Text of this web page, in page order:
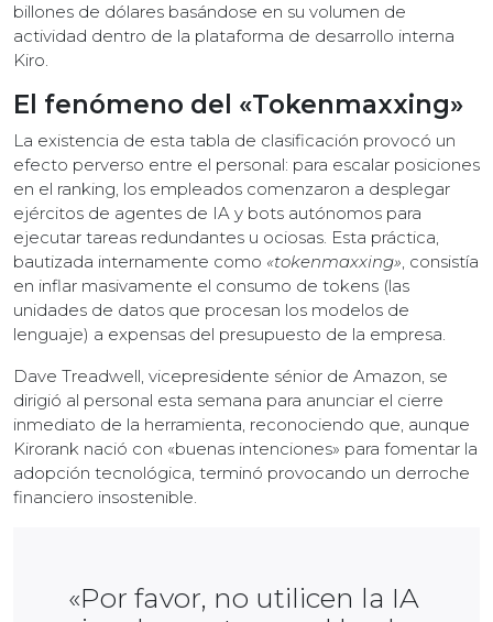
billones de dólares basándose en su volumen de
actividad dentro de la plataforma de desarrollo interna
Kiro.
El fenómeno del «Tokenmaxxing»
La existencia de esta tabla de clasificación provocó un
efecto perverso entre el personal: para escalar posiciones
en el ranking, los empleados comenzaron a desplegar
ejércitos de agentes de IA y bots autónomos para
ejecutar tareas redundantes u ociosas. Esta práctica,
bautizada internamente como «tokenmaxxing», consistía
en inflar masivamente el consumo de tokens (las
unidades de datos que procesan los modelos de
lenguaje) a expensas del presupuesto de la empresa.
Dave Treadwell, vicepresidente sénior de Amazon, se
dirigió al personal esta semana para anunciar el cierre
inmediato de la herramienta, reconociendo que, aunque
Kirorank nació con «buenas intenciones» para fomentar la
adopción tecnológica, terminó provocando un derroche
financiero insostenible.
«Por favor, no utilicen la IA